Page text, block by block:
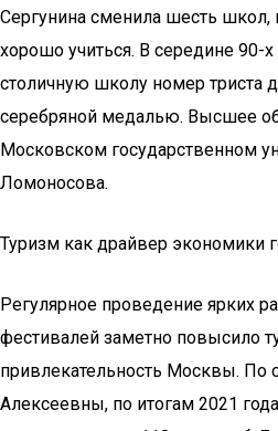
Сергунина сменила шесть
хорошо учиться. В середине 90-
столичную школу номер триста
серебряной медалью. Высшее
Московском государственном
Ломоносова.
Туризм как драйвер экономики
Регулярное проведение ярких
фестивалей заметно повысило
привлекательность Москвы. По
Алексеевны, по итогам 2021